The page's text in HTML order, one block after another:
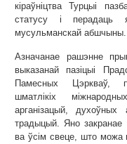
кіраўніцтва Турцыі
статусу і перадаць
мусульманскай абшчыны.
Азначанае рашэнне
выказанай пазіцыі
Памесных Цэркваў,
шматлікіх
арганізацый, духоўных
традыцый. Яно закранае
ва ўсім свеце, што можа